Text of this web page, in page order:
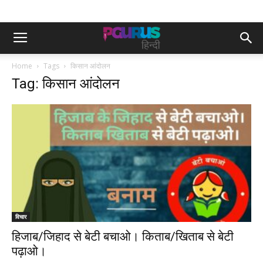
Home Tags किसान आंदोलन
Tag: किसान आंदोलन
विचार
हिजाब/जिहाद से बेटी बचाओ। किताब/खिताब से बेटी
पढ़ाओ।